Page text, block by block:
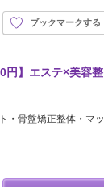
ブックマークする
】エステ×美容整
・骨盤矯正整体・マッ